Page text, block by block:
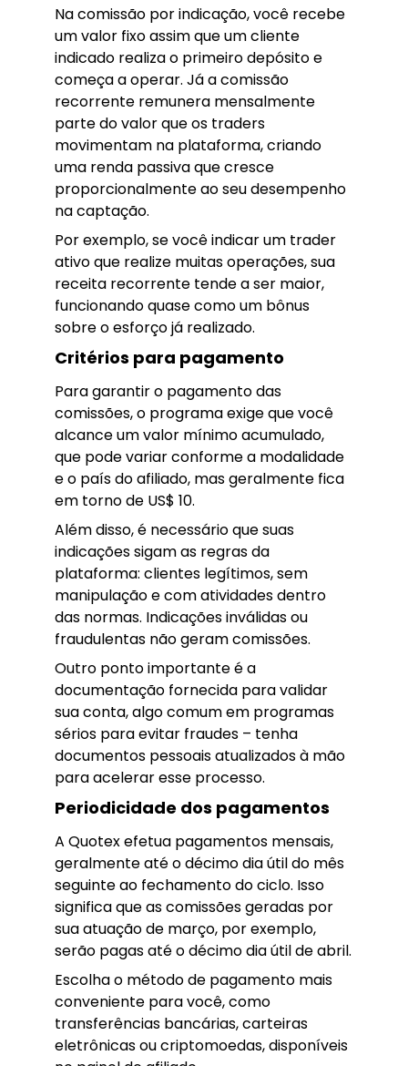
Na comissão por indicação, você recebe
um valor fixo assim que um cliente
indicado realiza o primeiro depósito e
começa a operar. Já a comissão
recorrente remunera mensalmente
parte do valor que os traders
movimentam na plataforma, criando
uma renda passiva que cresce
proporcionalmente ao seu desempenho
na captação.
Por exemplo, se você indicar um trader
ativo que realize muitas operações, sua
receita recorrente tende a ser maior,
funcionando quase como um bônus
sobre o esforço já realizado.
Critérios para pagamento
Para garantir o pagamento das
comissões, o programa exige que você
alcance um valor mínimo acumulado,
que pode variar conforme a modalidade
e o país do afiliado, mas geralmente fica
em torno de US$ 10.
Além disso, é necessário que suas
indicações sigam as regras da
plataforma: clientes legítimos, sem
manipulação e com atividades dentro
das normas. Indicações inválidas ou
fraudulentas não geram comissões.
Outro ponto importante é a
documentação fornecida para validar
sua conta, algo comum em programas
sérios para evitar fraudes – tenha
documentos pessoais atualizados à mão
para acelerar esse processo.
Periodicidade dos pagamentos
A Quotex efetua pagamentos mensais,
geralmente até o décimo dia útil do mês
seguinte ao fechamento do ciclo. Isso
significa que as comissões geradas por
sua atuação de março, por exemplo,
serão pagas até o décimo dia útil de abril.
Escolha o método de pagamento mais
conveniente para você, como
transferências bancárias, carteiras
eletrônicas ou criptomoedas, disponíveis